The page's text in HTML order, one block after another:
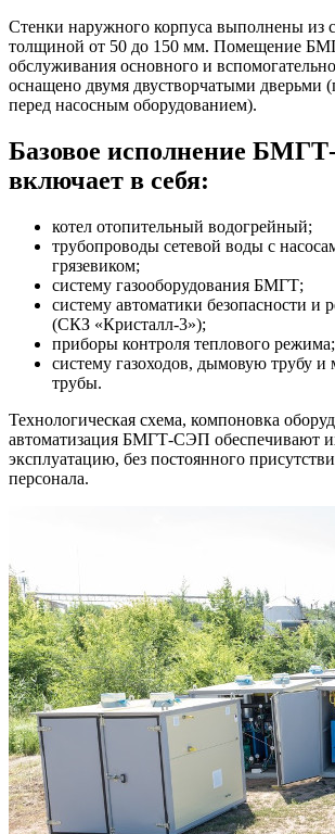
Стенки наружного корпуса выполнены из
толщиной от 50 до 150 мм. Помещение
обслуживания основного и
оснащено двумя двустворчатыми дверьми
перед насосным оборудованием).
Базовое исполнение
включает в себя:
котел отопительный водогрейный;
трубопроводы сетевой воды с
грязевиком;
систему газооборудования БМГТ;
систему автоматики безопасности и
(СКЗ «Кристалл-3»);
приборы контроля теплового режима;
систему газоходов, дымовую трубу и
трубы.
Технологическая схема, компоновка
автоматизация БМГТ-СЭП обеспечивают
эксплуатацию, без постоянного
персонала.